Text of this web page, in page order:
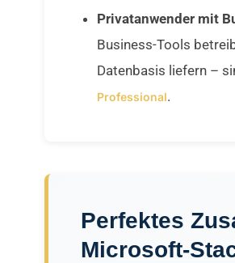
Privatanwender mit
Business-Tools
Datenbasis liefern –
Professional.
Perfektes
Microsoft-